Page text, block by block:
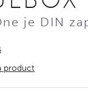
je DIN
product